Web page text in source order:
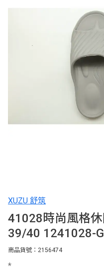
XUZU 舒筑
41028時尚風格
39/40 1241028-
商品貨號：2156474
*